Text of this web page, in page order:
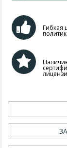
Гибкая